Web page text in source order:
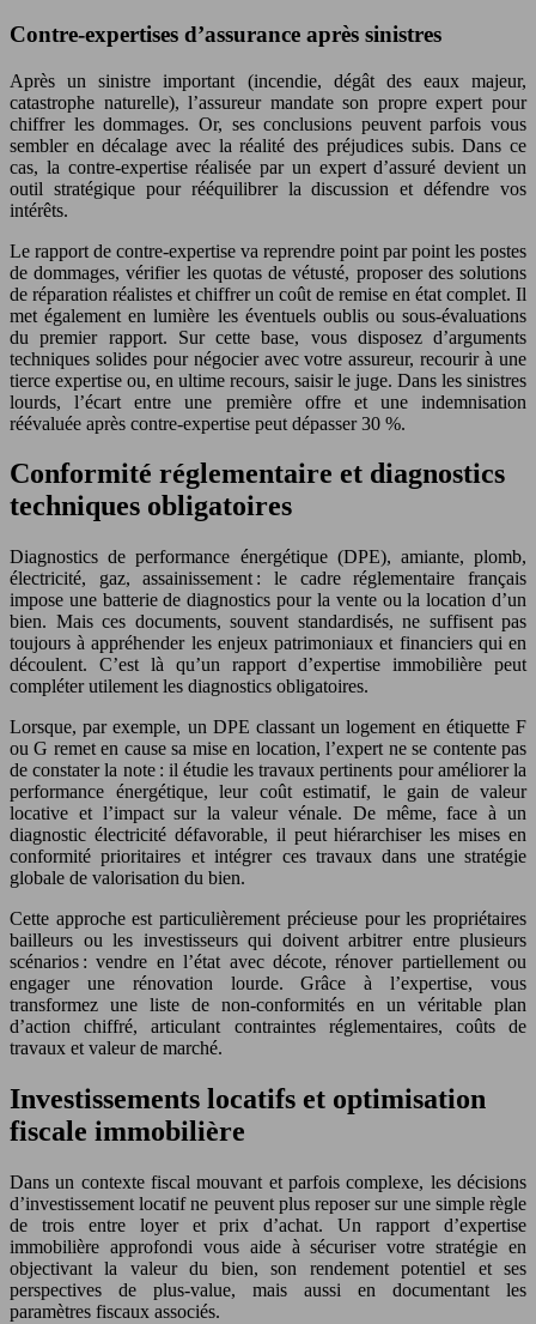
Contre-expertises d’assurance après sinistres
Après un sinistre important (incendie, dégât des eaux majeur,
catastrophe naturelle), l’assureur mandate son propre expert pour
chiffrer les dommages. Or, ses conclusions peuvent parfois vous
sembler en décalage avec la réalité des préjudices subis. Dans ce
cas, la contre-expertise réalisée par un expert d’assuré devient un
outil stratégique pour rééquilibrer la discussion et défendre vos
intérêts.
Le rapport de contre-expertise va reprendre point par point les postes
de dommages, vérifier les quotas de vétusté, proposer des solutions
de réparation réalistes et chiffrer un coût de remise en état complet. Il
met également en lumière les éventuels oublis ou sous-évaluations
du premier rapport. Sur cette base, vous disposez d’arguments
techniques solides pour négocier avec votre assureur, recourir à une
tierce expertise ou, en ultime recours, saisir le juge. Dans les sinistres
lourds, l’écart entre une première offre et une indemnisation
réévaluée après contre-expertise peut dépasser 30 %.
Conformité réglementaire et diagnostics
techniques obligatoires
Diagnostics de performance énergétique (DPE), amiante, plomb,
électricité, gaz, assainissement : le cadre réglementaire français
impose une batterie de diagnostics pour la vente ou la location d’un
bien. Mais ces documents, souvent standardisés, ne suffisent pas
toujours à appréhender les enjeux patrimoniaux et financiers qui en
découlent. C’est là qu’un rapport d’expertise immobilière peut
compléter utilement les diagnostics obligatoires.
Lorsque, par exemple, un DPE classant un logement en étiquette F
ou G remet en cause sa mise en location, l’expert ne se contente pas
de constater la note : il étudie les travaux pertinents pour améliorer la
performance énergétique, leur coût estimatif, le gain de valeur
locative et l’impact sur la valeur vénale. De même, face à un
diagnostic électricité défavorable, il peut hiérarchiser les mises en
conformité prioritaires et intégrer ces travaux dans une stratégie
globale de valorisation du bien.
Cette approche est particulièrement précieuse pour les propriétaires
bailleurs ou les investisseurs qui doivent arbitrer entre plusieurs
scénarios : vendre en l’état avec décote, rénover partiellement ou
engager une rénovation lourde. Grâce à l’expertise, vous
transformez une liste de non-conformités en un véritable plan
d’action chiffré, articulant contraintes réglementaires, coûts de
travaux et valeur de marché.
Investissements locatifs et optimisation
fiscale immobilière
Dans un contexte fiscal mouvant et parfois complexe, les décisions
d’investissement locatif ne peuvent plus reposer sur une simple règle
de trois entre loyer et prix d’achat. Un rapport d’expertise
immobilière approfondi vous aide à sécuriser votre stratégie en
objectivant la valeur du bien, son rendement potentiel et ses
perspectives de plus-value, mais aussi en documentant les
paramètres fiscaux associés.